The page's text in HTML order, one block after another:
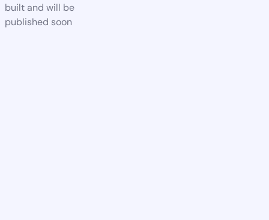
built and will be
published soon